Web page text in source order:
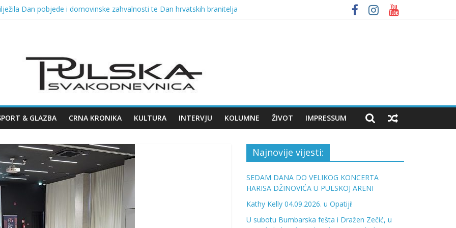
Dan pobjede i domovinske zahvalnosti te Dan hrvatskih branitelja
& GLAZBA CRNA KRONIKA KULTURA INTERVJU KOLUMNE ŽIVOT IMPRESSUM
Najnovije vijesti:
SEDAM DANA DO VELIKOG KONCERTA
HARISA DŽINOVIĆA U PULSKOJ ARENI
Kathy Kelly 04.09.2026. u Opatiji!
U subotu Bumbarska fešta i Dražen Zečić, u